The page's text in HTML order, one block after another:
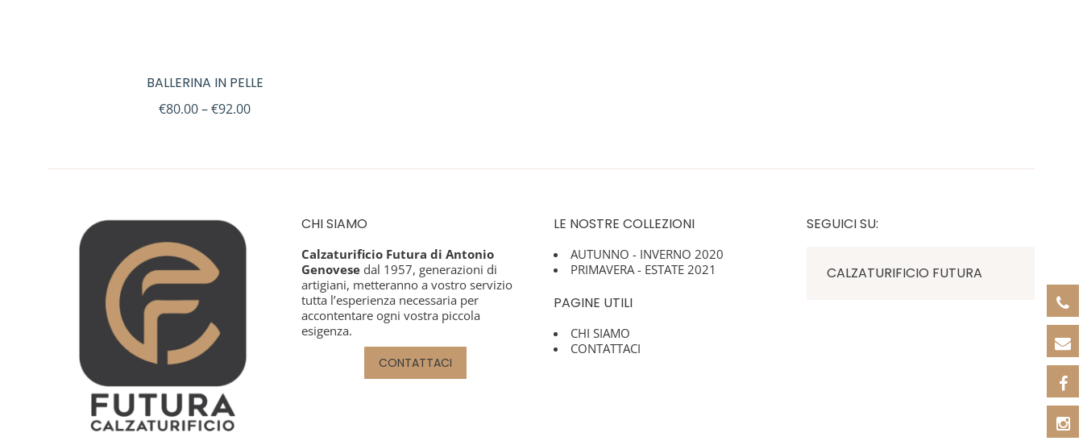
BALLERINA IN PELLE
€80.00–€92.00
CHI SIAMO
Calzaturificio Futura di Antonio
Genovesedal 1957, generazioni di
artigiani, metteranno a vostro servizio
tutta l’esperienza necessaria per
accontentare ogni vostra piccola
esigenza.
CONTATTACI
LE NOSTRE COLLEZIONI
AUTUNNO - INVERNO 2020
PRIMAVERA - ESTATE 2021
PAGINE UTILI
CHI SIAMO
CONTATTACI
SEGUICI SU:
CALZATURIFICIO FUTURA